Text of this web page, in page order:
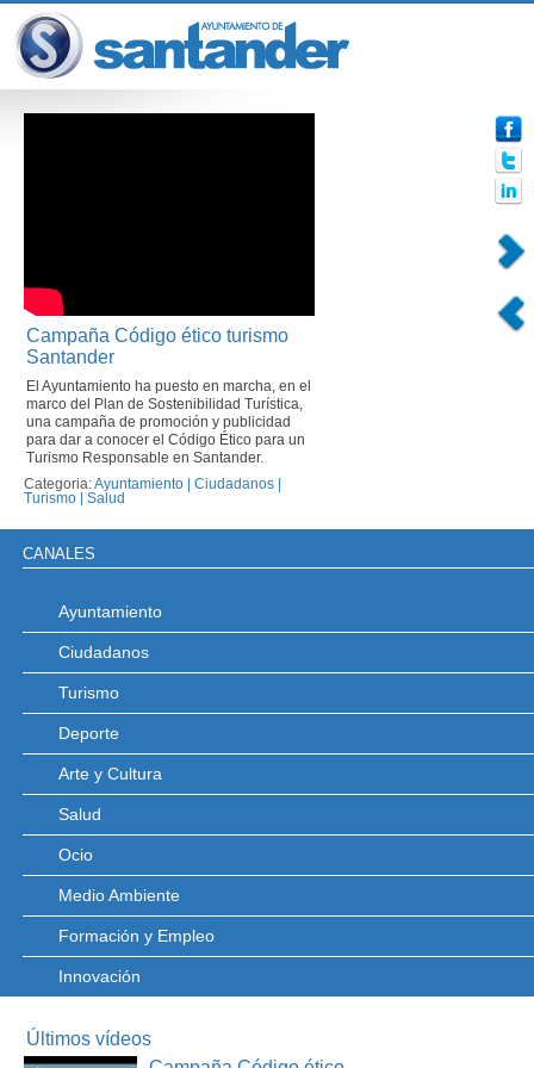
Campaña Código ético turismo
Santander
El Ayuntamiento ha puesto en marcha, en el
marco del Plan de Sostenibilidad Turística,
una campaña de promoción y publicidad
para dar a conocer el Código Ético para un
Turismo Responsable en Santander.
Categoria:Ayuntamiento Ciudadanos
Turismo
Salud
CANALES
Ayuntamiento
Ciudadanos
Turismo
Deporte
Arte y Cultura
Salud
Ocio
Medio Ambiente
Formación y Empleo
Innovación
Últimos vídeos